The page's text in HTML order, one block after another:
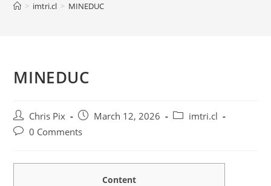
> imtri.cl > MINEDUC
MINEDUC
Chris Pix March 12, 2026
imtri.cl
0 Comments
Content